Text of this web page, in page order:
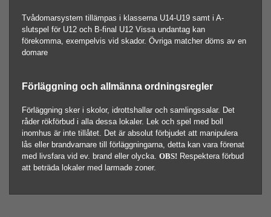
Tvådomarsystem tillämpas i klasserna U14-U19 samt i A-
slutspel för U12 och B-final U12 Vissa undantag kan
förekomma, exempelvis vid skador. Övriga matcher döms av en
domare
Förläggning och allmänna ordningsregler
Förläggning sker i skolor, idrottshallar och samlingssalar. Det
råder rökförbud i alla dessa lokaler. Lek och spel med boll
inomhus är inte tillåtet. Det är absolut förbjudet att manipulera
lås eller brandvarnare till förläggningarna, detta kan vara förenat
med livsfara vid ev. brand eller olycka. OBS! Respektera förbud
att beträda lokaler med larmade zoner.